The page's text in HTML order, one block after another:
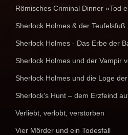
Römisches Criminal Dinner »Tod
Sherlock Holmes & der Teufelsfuß
Sherlock Holmes - Das Erbe der
Sherlock Holmes und der Vampir
Sherlock Holmes und die Loge
Sherlock's Hunt – dem Erzfeind
Verliebt, verlobt, verstorben
Vier Mörder und ein Todesfall